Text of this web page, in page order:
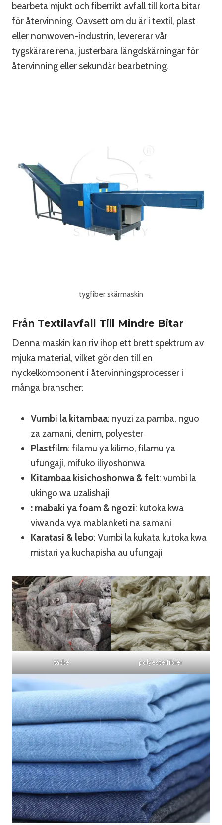
bearbeta mjukt och fiberrikt avfall till korta bitar
för återvinning. Oavsett om du är i textil, plast
eller nonwoven-industrin, levererar vår
tygskärare rena, justerbara längdskärningar för
återvinning eller sekundär bearbetning.
tygfiber skärmaskin
Från Textilavfall Till Mindre Bitar
Denna maskin kan riv ihop ett brett spektrum av
mjuka material, vilket gör den till en
nyckelkomponent i återvinningsprocesser i
många branscher:
Vumbi la kitambaa: nyuzi za pamba, nguo
za zamani, denim, polyester
Plastfilm: filamu ya kilimo, filamu ya
ufungaji, mifuko iliyoshonwa
Kitambaa kisichoshonwa & felt: vumbi la
ukingo wa uzalishaji
: mabaki ya foam & ngozi: kutoka kwa
viwanda vya mablanketi na samani
Karatasi & lebo: Vumbi la kukata kutoka kwa
mistari ya kuchapisha au ufungaji
täcke polyesterfibrer